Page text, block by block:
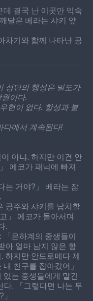
데 결국 난 이곳만 익숙
달은 베라는 샤키 앞
차기와 함께 나타난 공
성단의 행성은 밀도가
이다.
현이 없다. 항성과 붙
다에서 계속된다!
아냐. 하지만 이건 안
에코가 패닉에 빠져
는 거야?」 베라는 잠
공주와 샤키를 납치할
」 에코가 돌아서며
.
「은하계의 중생들이
아 얼마 남지 않은 항
하지만 안드로메다 제
친구를 잡아갔어」
있는 중생들에게 맡긴
다. 「그렇다면 나는 무